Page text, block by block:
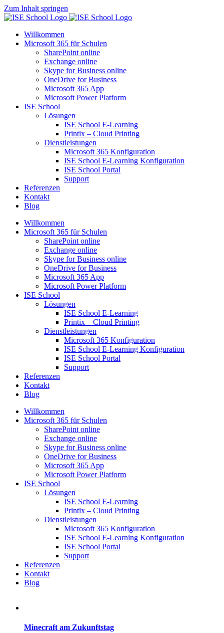
Zum Inhalt springen
Willkommen
Microsoft 365 für Schulen​
SharePoint online
Exchange online
Skype for Business online
OneDrive for Business
Microsoft 365 App
Microsoft Power Platform
ISE School
Lösungen
ISE School E-Learning
Printix – Cloud Printing
Dienstleistungen
Microsoft 365 Konfiguration
ISE School E-Learning Konfiguration
ISE School Portal
Support
Referenzen
Kontakt
Blog
Willkommen
Microsoft 365 für Schulen​
SharePoint online
Exchange online
Skype for Business online
OneDrive for Business
Microsoft 365 App
Microsoft Power Platform
ISE School
Lösungen
ISE School E-Learning
Printix – Cloud Printing
Dienstleistungen
Microsoft 365 Konfiguration
ISE School E-Learning Konfiguration
ISE School Portal
Support
Referenzen
Kontakt
Blog
Willkommen
Microsoft 365 für Schulen​
SharePoint online
Exchange online
Skype for Business online
OneDrive for Business
Microsoft 365 App
Microsoft Power Platform
ISE School
Lösungen
ISE School E-Learning
Printix – Cloud Printing
Dienstleistungen
Microsoft 365 Konfiguration
ISE School E-Learning Konfiguration
ISE School Portal
Support
Referenzen
Kontakt
Blog
Minecraft am Zukunftstag